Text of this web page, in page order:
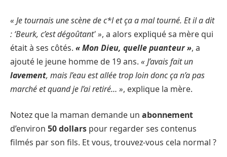
« Je tournais une scène de c*l et ça a mal tourné. Et il a dit
: ‘Beurk, c’est dégoûtant' », a alors expliqué sa mère qui
était à ses côtés. « Mon Dieu, quelle puanteur », a
ajouté le jeune homme de 19 ans. « J’avais fait un
lavement, mais l’eau est allée trop loin donc ça n’a pas
marché et quand je l’ai retiré… », explique la mère.
Notez que la maman demande un abonnement
d’environ 50 dollars pour regarder ses contenus
filmés par son fils. Et vous, trouvez-vous cela normal ?